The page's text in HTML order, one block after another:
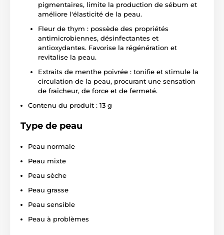
pigmentaires, limite la production de sébum et
améliore l'élasticité de la peau.
Fleur de thym : possède des propriétés
antimicrobiennes, désinfectantes et
antioxydantes. Favorise la régénération et
revitalise la peau.
Extraits de menthe poivrée : tonifie et stimule la
circulation de la peau, procurant une sensation
de fraîcheur, de force et de fermeté.
Contenu du produit : 13 g
Type de peau
Peau normale
Peau mixte
Peau sèche
Peau grasse
Peau sensible
Peau à problèmes